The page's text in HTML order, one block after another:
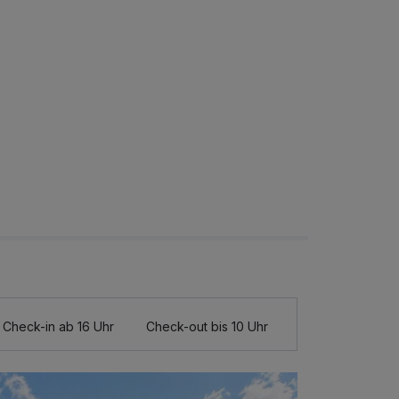
Check-in ab 16 Uhr Check-out bis 10 Uhr